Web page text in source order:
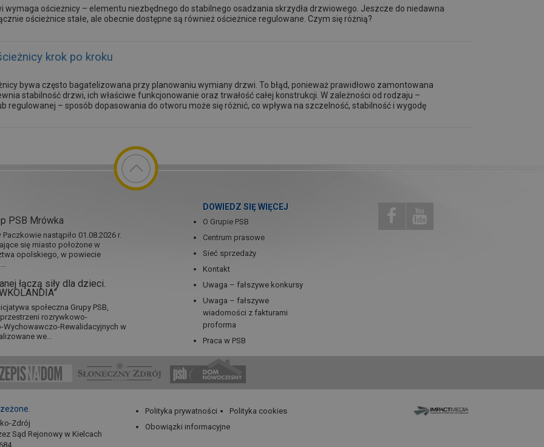
wymaga ościeżnicy – elementu niezbędnego do stabilnego osadzania skrzydła drzwiowego. Jeszcze do niedawna
ościeżnice stałe, ale obecnie dostępne są również ościeżnice regulowane. Czym się różnią?
krok po kroku
bywa często bagatelizowana przy planowaniu wymiany drzwi. To błąd, ponieważ prawidłowo zamontowana
stabilność drzwi, ich właściwe funkcjonowanie oraz trwałość całej konstrukcji. W zależności od rodzaju –
regulowanej – sposób dopasowania do otworu może się różnić, co wpływa na szczelność, stabilność i wygodę
PSB Mrówka
nastąpiło 01.08.2026 r.
się miasto położone w
opolskiego, w powiecie
łączą siły dla dzieci.
społeczna Grupy PSB,
rozrywkowo-
Rewalidacyjnych w
we...
DOWIEDZ SIĘ WIĘCEJ
O Grupie PSB
Centrum prasowe
Sieć sprzedaży
Kontakt
Uwaga – fałszywe konkursy
Uwaga – fałszywe
wiadomości z fakturami
proforma
Praca w PSB
Zdrój
Sąd Rejonowy w Kielcach
Polityka prywatności
Polityka cookies
Obowiązki informacyjne